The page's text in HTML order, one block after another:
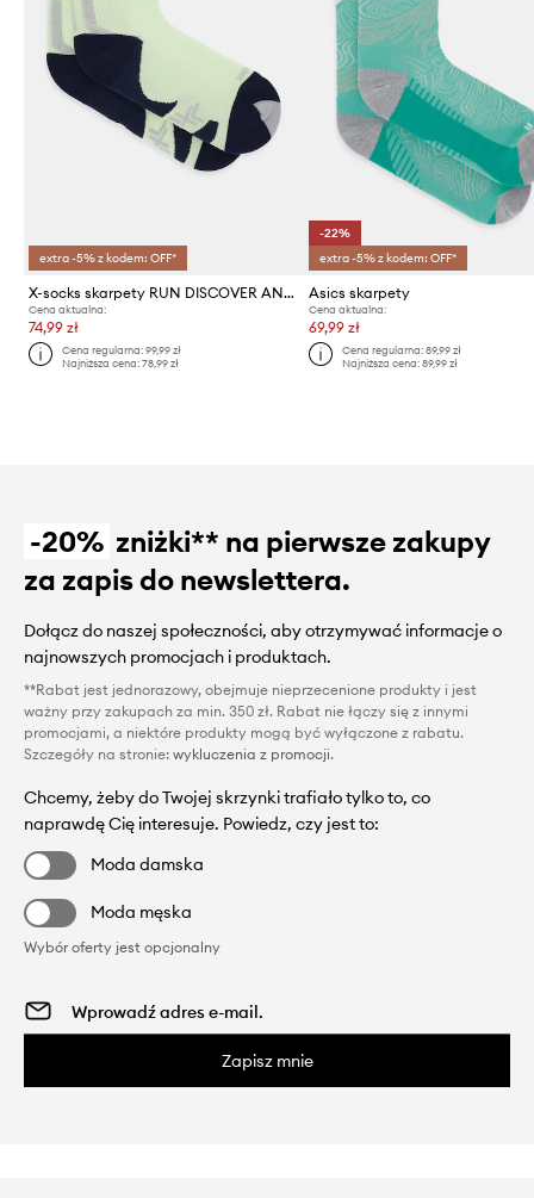
extra -5% z kodem: OFF*
X-socks skarpety RUN DISCOVER ANKLE
Cena aktualna:
74,99 zł
Cena regularna:99,99 zł
Najniższa cena:78,99 zł
-22%
extra -5% z kodem: OFF*
Asics skarpety
Cena aktualna:
69,99 zł
Cena regularna: 89,99 zł
Najniższa cena: 89,99 zł
-20% zniżki** na pierwsze zakupy
za zapis do newslettera.
Dołącz do naszej społeczności, aby otrzymywać informacje o
najnowszych promocjach i produktach.
**Rabat jest jednorazowy, obejmuje nieprzecenione produkty i jest
ważny przy zakupach za min. 350 zł. Rabat nie łączy się z innymi
promocjami, a niektóre produkty mogą być wyłączone z rabatu.
Szczegóły na stronie: wykluczenia z promocji.
Chcemy, żeby do Twojej skrzynki trafiało tylko to, co
naprawdę Cię interesuje. Powiedz, czy jest to:
Moda damska
Moda męska
Wybór oferty jest opcjonalny
Zapisz mnie